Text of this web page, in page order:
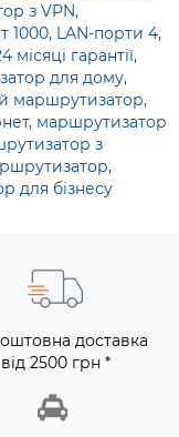
з VPN,
1000, LAN-порти 4,
місяці гарантії,
для дому,
маршрутизатор,
, маршрутизатор
з
,
для бізнесу
доставка
від 2500 грн *